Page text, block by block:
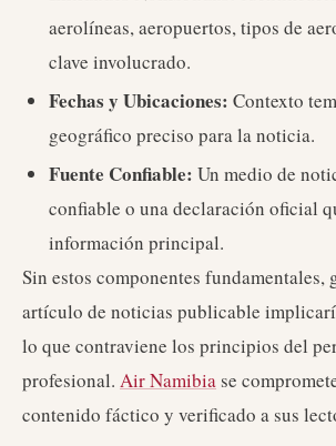
aerolíneas, aeropuertos, tipos de
clave involucrado.
Fechas y Ubicaciones: Contexto
geográfico preciso para la noticia.
Fuente Confiable: Un medio de
confiable o una declaración oficial
información principal.
Sin estos componentes fundamentales,
artículo de noticias publicable
lo que contraviene los principios del
profesional. Air Namibiase
contenido fáctico y verificado a sus